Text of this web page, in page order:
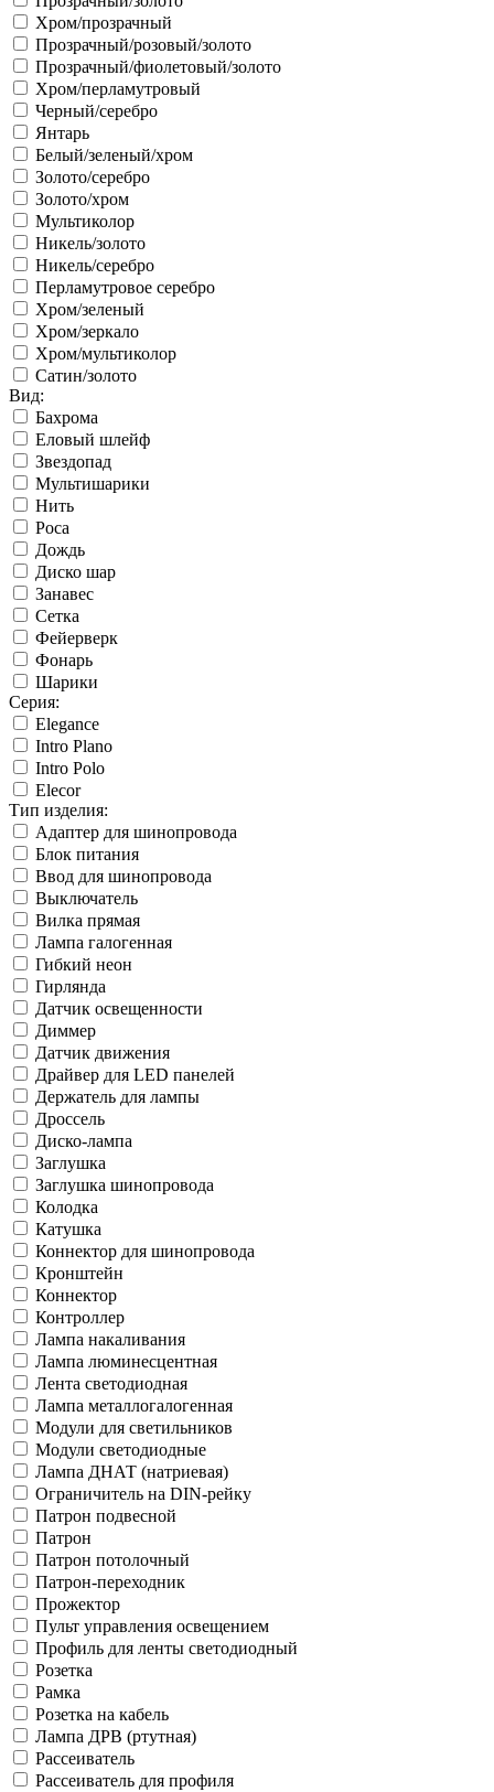
Хром/прозрачный
Прозрачный/розовый/золото
Прозрачный/фиолетовый/золото
Хром/перламутровый
Черный/серебро
Янтарь
Белый/зеленый/хром
Золото/серебро
Золото/хром
Мультиколор
Никель/золото
Никель/серебро
Перламутровое серебро
Хром/зеленый
Хром/зеркало
Хром/мультиколор
Сатин/золото
Вид:
Бахрома
Еловый шлейф
Звездопад
Мультишарики
Нить
Роса
Дождь
Диско шар
Занавес
Сетка
Фейерверк
Фонарь
Шарики
Серия:
Elegance
Intro Plano
Intro Polo
Elecor
Тип изделия:
Адаптер для шинопровода
Блок питания
Ввод для шинопровода
Выключатель
Вилка прямая
Лампа галогенная
Гибкий неон
Гирлянда
Датчик освещенности
Диммер
Датчик движения
Драйвер для LED панелей
Держатель для лампы
Дроссель
Диско-лампа
Заглушка
Заглушка шинопровода
Колодка
Катушка
Коннектор для шинопровода
Кронштейн
Коннектор
Контроллер
Лампа накаливания
Лампа люминесцентная
Лента светодиодная
Лампа металлогалогенная
Модули для светильников
Модули светодиодные
Лампа ДНАТ (натриевая)
Ограничитель на DIN-рейку
Патрон подвесной
Патрон
Патрон потолочный
Патрон-переходник
Прожектор
Пульт управления освещением
Профиль для ленты светодиодный
Розетка
Рамка
Розетка на кабель
Лампа ДРВ (ртутная)
Рассеиватель
Рассеиватель для профиля